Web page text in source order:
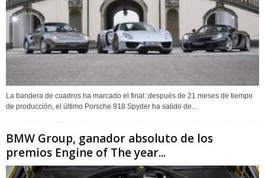
La bandera de cuadros ha marcado el final: después de 21 meses de tiempo
de producción, el último Porsche 918 Spyder ha salido de...
BMW Group, ganador absoluto de los
premios Engine of The year...